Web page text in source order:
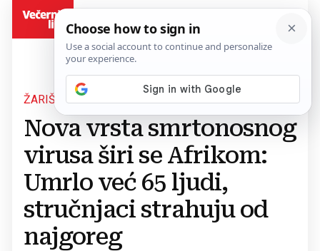
ŽARIŠTE EBOLE U KONGU
Nova vrsta smrtonosnog
virusa širi se Afrikom:
Umrlo već 65 ljudi,
stručnjaci strahuju od
najgoreg